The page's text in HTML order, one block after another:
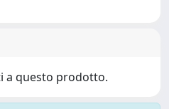
a questo prodotto.